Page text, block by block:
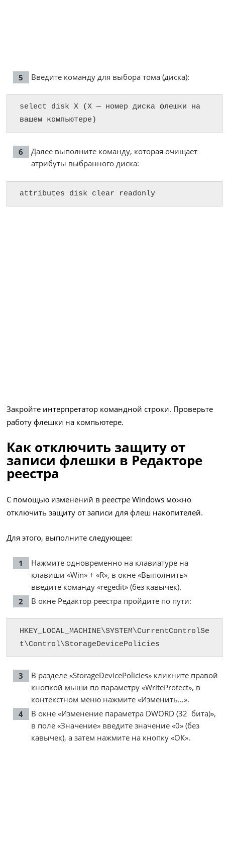
Введите команду для выбора тома (диска):
select disk X (X — номер диска флешки на
вашем компьютере)
Далее выполните команду, которая очищает
атрибуты выбранного диска:
attributes disk clear readonly
Закройте интерпретатор командной строки. Проверьте
работу флешки на компьютере.
Как отключить защиту от
записи флешки в Редакторе
реестра
С помощью изменений в реестре Windows можно
отключить защиту от записи для флеш накопителей.
Для этого, выполните следующее:
Нажмите одновременно на клавиатуре на
клавиши «Win» + «R», в окне «Выполнить»
введите команду «regedit» (без кавычек).
В окне Редактор реестра пройдите по пути:
HKEY_LOCAL_MACHINE\SYSTEM\CurrentControlSe
t\Control\StorageDevicePolicies
В разделе «StorageDevicePolicies» кликните правой
кнопкой мыши по параметру «WriteProtect», в
контекстном меню нажмите «Изменить…».
В окне «Изменение параметра DWORD (32 бита)»,
в поле «Значение» введите значение «0» (без
кавычек), а затем нажмите на кнопку «ОК».